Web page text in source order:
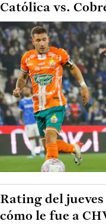
Católica vs.
Rating del
cómo le fue a